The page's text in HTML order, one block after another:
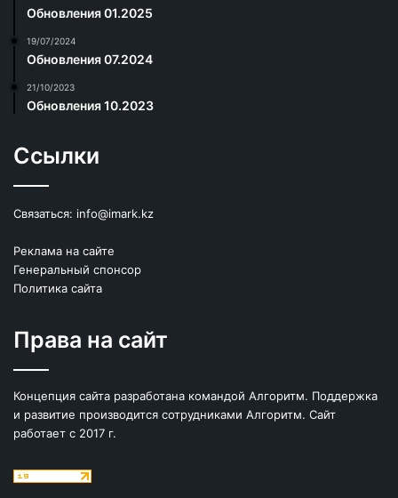
Обновления 01.2025
19/07/2024
Обновления 07.2024
21/10/2023
Обновления 10.2023
Ссылки
Связаться: info@imark.kz
Реклама на сайте
Генеральный спонсор
Политика сайта
Права на сайт
Концепция сайта разработана командой Алгоритм. Поддержка
и развитие производится сотрудниками Алгоритм. Сайт
работает с 2017 г.